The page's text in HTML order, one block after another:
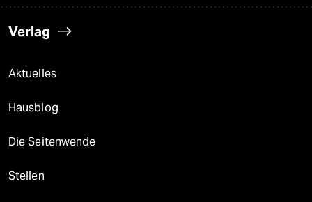
Verlag
Aktuelles
Hausblog
Die Seitenwende
Stellen